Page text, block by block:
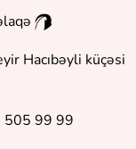
Hacıbəyli küçəsi
505 99 99